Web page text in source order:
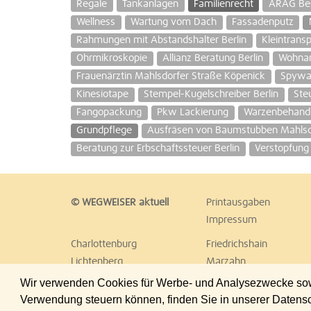
Wir verwenden Cookies für Werbe- und Analysezwecke
Verwendung steuern können, finden Sie in unserer
Regale Tankanlagen Familienrecht ARAG
Wellness
Wartung vom Dach Fassadenputz
Rahmungen mit Abstandshalter Berlin
Ohrmikroskopie
Allianz Beratung Berlin
Frauenärztin Mahlsdorfer Straße Köpenick
Kinesiotape
Stempel-Kugelschreiber Berlin
Fangopackung
Pkw Lackierung
Grundpflege
Ausfräsen von Baumstubben
Beratung zur Erbschaftssteuer Berlin
© WEGWEISER aktuell Printausgaben
Impressum
Charlottenburg Friedrichshain
Lichtenberg
Marzahn
Reinickendorf
Schöneberg
Treptow
Umland Ost